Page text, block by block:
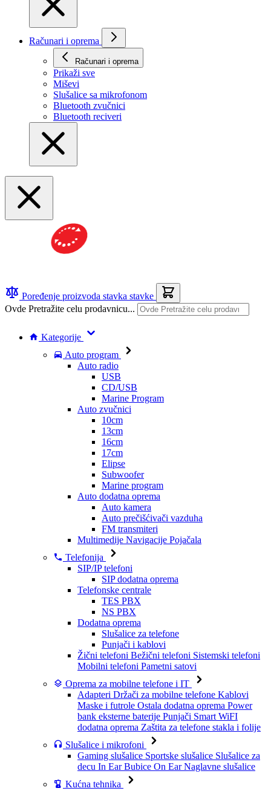
Računari i oprema
Računari i oprema
Prikaži svе
Miševi
Slušalice sa mikrofonom
Bluetooth zvučnici
Bluetooth reciveri
Poređenje proizvoda stavka stavke
Ovde Pretražite celu prodavnicu...
Kategorije
Auto program
Auto radio
USB
CD/USB
Marine Program
Auto zvučnici
10cm
13cm
16cm
17cm
Elipse
Subwoofer
Marine program
Auto dodatna oprema
Auto kamera
Auto prečišćivači vazduha
FM transmiteri
Multimedije Navigacije Pojačala
Telefonija
SIP/IP telefoni
SIP dodatna oprema
Telefonske centrale
TES PBX
NS PBX
Dodatna oprema
Slušalice za telefone
Punjači i kablovi
Žični telefoni Bežični telefoni Sistemski telefoni
Mobilni telefoni Pametni satovi
Oprema za mobilne telefone i IT
Adapteri Držači za mobilne telefone Kablovi
Maske i futrole Ostala dodatna oprema Power
bank eksterne baterije Punjači Smart WiFI
dodatna oprema Zaštita za telefone stakla i folije
Slušalice i mikrofoni
Gaming slušalice Sportske slušalice Slušalice za
decu In Ear Bubice On Ear Naglavne slušalice
Kućna tehnika